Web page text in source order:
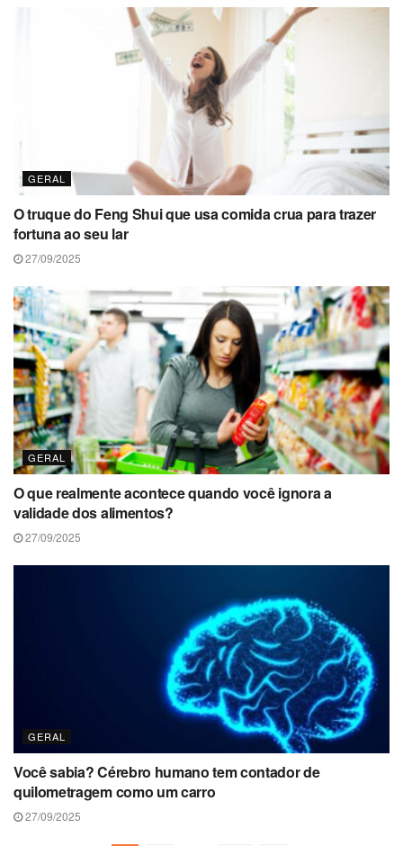
GERAL
O truque do Feng Shui que usa comida crua para trazer
fortuna ao seu lar
27/09/2025
GERAL
O que realmente acontece quando você ignora a
validade dos alimentos?
27/09/2025
GERAL
Você sabia? Cérebro humano tem contador de
quilometragem como um carro
27/09/2025